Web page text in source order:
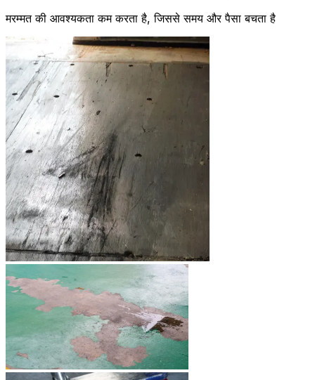
मरम्मत की आवश्यकता कम करता है, जिससे समय और पैसा बचता है